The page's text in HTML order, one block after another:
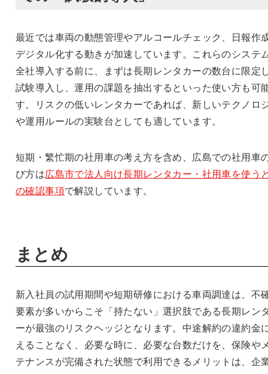
最近では車両の動態管理やアルコールチェック、日報作
デジタル化する動きが加速しています。これらのシステ
全社導入する前に、まずは長期レンタカーの数台に限定
試験導入し、運用の課題を抽出するといった使い方も可
す。リスクの低いレンタカーであれば、新しいテクノロ
や運用ルールの実験台としても適しています。
短期・繁忙期の社用車の考え方を含め、広島での社用車
び方は広島市で法人向け長期レンタカー・社用車を使う
の確認事項で解説しています。
まとめ
新入社員の試用期間や短期研修における車両調達は、不
要素が多いからこそ「持たない」選択肢である長期レン
ーが最強のリスクヘッジとなります。中途解約の違約金
えることなく、必要な時に、必要な台数だけを、保険や
テナンスが完備された状態で利用できるメリットは、企